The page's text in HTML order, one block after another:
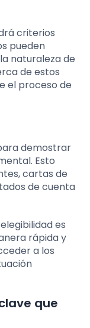
criterios
pueden
naturaleza de
de estos
el proceso de
demostrar
Esto
cartas de
de cuenta
es
rápida y
a los
que